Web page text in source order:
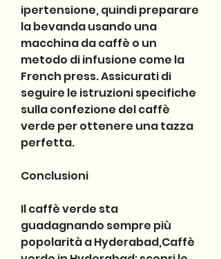
ipertensione, quindi preparare
la bevanda usando una
macchina da caffè o un
metodo di infusione come la
French press. Assicurati di
seguire le istruzioni specifiche
sulla confezione del caffè
verde per ottenere una tazza
perfetta.
Conclusioni
Il caffè verde sta
guadagnando sempre più
popolarità a Hyderabad,Caffè